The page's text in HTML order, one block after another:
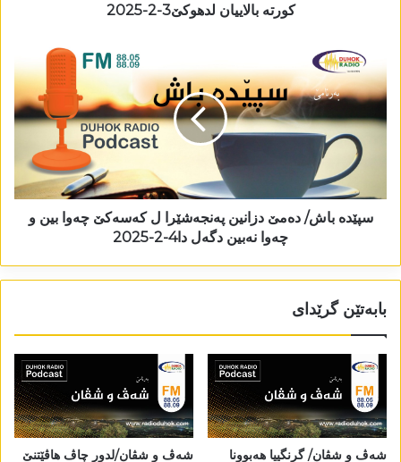
کورتە بالاییان لدھوکێ3-2-2025
سپێدە باش/ دەمێ دزانین پەنجەشێرا ل کەسەکێ چەوا بین و
چەوا نەبین دگەل دا4-2-2025
بابەتێن گرێدای
شەڤ و شڤان/ گرنگییا ھەبوونا
شەڤ و شڤان/لدور چاڤ ھاڤێتنێ